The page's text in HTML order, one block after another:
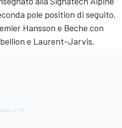
pole position di seguito.
Hansson e Beche con
e Laurent-Jarvis.